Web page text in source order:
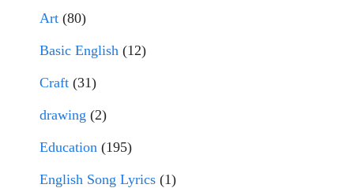
Art (80)
Basic English (12)
Craft (31)
drawing (2)
Education (195)
English Song Lyrics (1)